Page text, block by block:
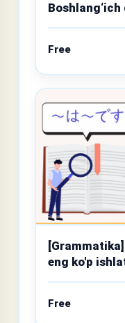
grammatika
Free
eng ko'p
Free